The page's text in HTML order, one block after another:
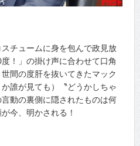
チュームに身を包んで政見放
！」の掛け声に合わせて口角
間の度肝を抜いてきたマック
誰が見ても）〝どうかしちゃ
動の裏側に隠されたものは何
今、明かされる！